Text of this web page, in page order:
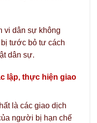
vi dân sự không
tước bỏ tư cách
dân sự.
lập, thực hiện giao
là các giao dịch
người bị hạn chế